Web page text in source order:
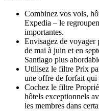
Combinez vos vols,
Expedia – le
importantes.
Envisagez de voyager
de mai à juin et en
Santiago plus
Utilisez le filtre Prix
une offre de forfait qui
Cochez le filtre
hôtels exceptionnels
les membres dans